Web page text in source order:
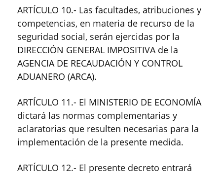
ARTÍCULO 10.- Las facultades, atribuciones y
competencias, en materia de recurso de la
seguridad social, serán ejercidas por la
DIRECCIÓN GENERAL IMPOSITIVA de la
AGENCIA DE RECAUDACIÓN Y CONTROL
ADUANERO (ARCA).
ARTÍCULO 11.- El MINISTERIO DE ECONOMÍA
dictará las normas complementarias y
aclaratorias que resulten necesarias para la
implementación de la presente medida.
ARTÍCULO 12.- El presente decreto entrará